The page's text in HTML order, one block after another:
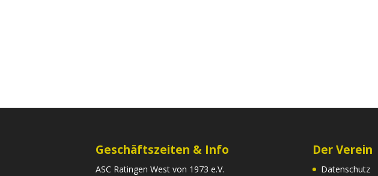
Geschäftszeiten & Info
ASC Ratingen West von 1973 e.V.
Der Verein
Datenschutz